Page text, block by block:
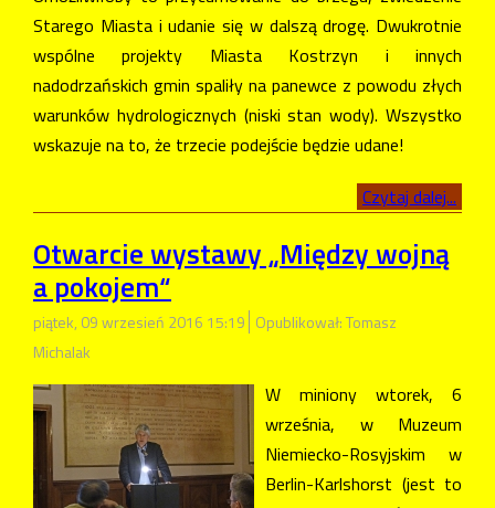
Starego Miasta i udanie się w dalszą drogę. Dwukrotnie
wspólne projekty Miasta Kostrzyn i innych
nadodrzańskich gmin spaliły na panewce z powodu złych
warunków hydrologicznych (niski stan wody). Wszystko
wskazuje na to, że trzecie podejście będzie udane!
Czytaj dalej...
Otwarcie wystawy „Między wojną
a pokojem“
piątek, 09 wrzesień 2016 15:19 Opublikował: Tomasz
Michalak
W miniony wtorek, 6
września, w Muzeum
Niemiecko-Rosyjskim w
Berlin-Karlshorst (jest to